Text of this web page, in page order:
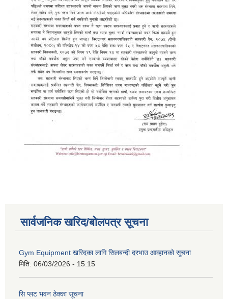
सार्वजनिक खरिद/बोलपत्र सूचना
Gym Equipment खरिदका लागि सिलबन्दी दरभाउ आव्हानको सूचना
मिति: 06/03/2026 - 15:15
सि प्लट भवन ठेक्का सूचना